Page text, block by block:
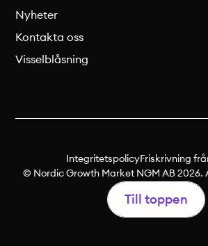
Nyheter
Kontakta oss
Visselblåsning
IntegritetspolicyFriskrivning
© Nordic Growth Market NGM AB 2026.
Till toppen